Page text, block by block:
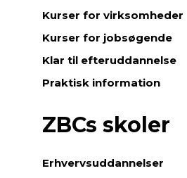
Kurser for virksomheder
Kurser for jobsøgende
Klar til efteruddannelse
Praktisk information
ZBCs skoler
Erhvervsuddannelser